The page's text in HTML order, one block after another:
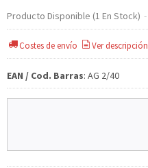
Producto Disponible (1 En Stock) -
Costes de envío Ver descripción
EAN / Cod. Barras: AG 2/40